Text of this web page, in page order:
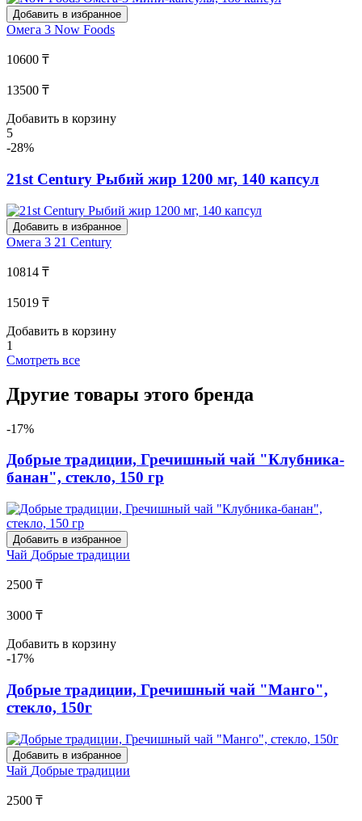
Добавить в избранное
Омега 3 Now Foods
10600 ₸
13500 ₸
Добавить в корзину
5
-28%
21st Century Рыбий жир 1200 мг, 140 капсул
Добавить в избранное
Омега 3 21 Century
10814 ₸
15019 ₸
Добавить в корзину
1
Смотреть все
Другие товары этого бренда
-17%
Добрые традиции, Гречишный чай "Клубника-
банан", стекло, 150 гр
Добавить в избранное
Чай Добрые традиции
2500 ₸
3000 ₸
Добавить в корзину
-17%
Добрые традиции, Гречишный чай "Манго",
стекло, 150г
Добавить в избранное
Чай Добрые традиции
2500 ₸